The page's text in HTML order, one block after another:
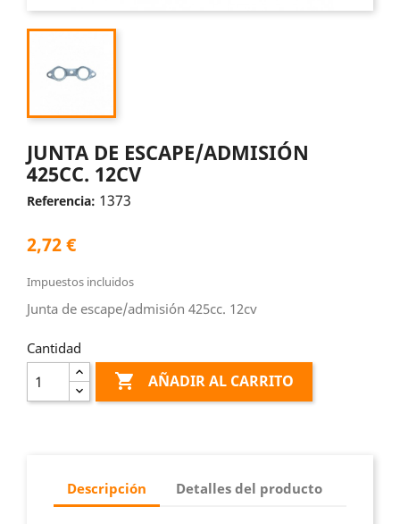
JUNTA DE ESCAPE/ADMISIÓN
425CC. 12CV
Referencia: 1373
2,72 €
Impuestos incluidos
Junta de escape/admisión 425cc. 12cv
Cantidad
 AÑADIR AL CARRITO
Descripción Detalles del producto